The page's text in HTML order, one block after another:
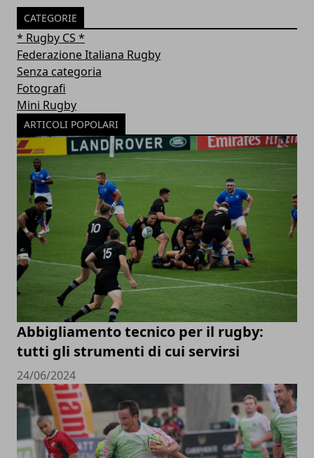
CATEGORIE
* Rugby CS *
Federazione Italiana Rugby
Senza categoria
Fotografi
Mini Rugby
ARTICOLI POPOLARI
Abbigliamento tecnico per il rugby:
tutti gli strumenti di cui servirsi
24/06/2024